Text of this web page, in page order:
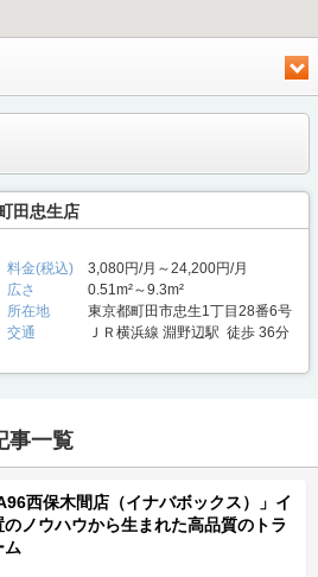
田忠生店
料金(税込)
3,080円/月～24,200円/月
広さ
0.51m²～9.3m²
所在地
東京都町田市忠生1丁目28番6号
交通
ＪＲ横浜線 淵野辺駅 徒歩 36分
事一覧
西保木間店（イナバボックス）」イ
のノウハウから生まれた高品質のトラ
ム